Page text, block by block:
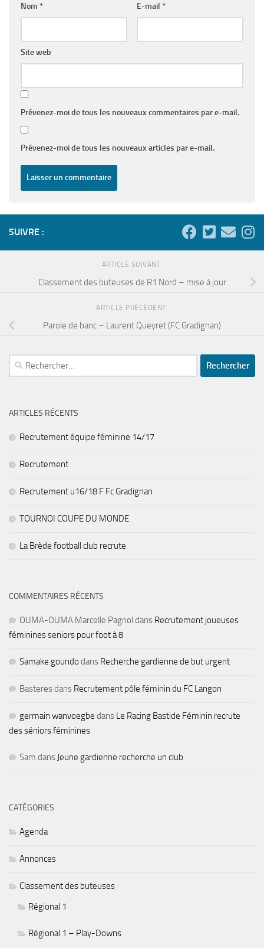
Nom * E-mail *
Site web
Prévenez-moi de tous les nouveaux commentaires par e-mail.
Prévenez-moi de tous les nouveaux articles par e-mail.
SUIVRE :
ARTICLE SUIVANT
Classement des buteuses de R1 Nord – mise à jour
ARTICLE PRÉCÉDENT
Parole de banc – Laurent Queyret (FC Gradignan)
Rechercher :
ARTICLES RÉCENTS
Recrutement équipe féminine 14/17
Recrutement
Recrutement u16/18 F Fc Gradignan
TOURNOI COUPE DU MONDE
La Brède football club recrute
COMMENTAIRES RÉCENTS
OUMA-OUMA Marcelle Pagnol dans Recrutement joueuses
féminines seniors pour foot à 8
Samake goundo dans Recherche gardienne de but urgent
Basteresdans Recrutement pôle féminin du FC Langon
germain wanvoegbe dans Le Racing Bastide Féminin recrute
des séniors féminines
Sam dans Jeune gardienne recherche un club
CATÉGORIES
Agenda
Annonces
Classement des buteuses
Régional 1
Régional 1 – Play-Downs